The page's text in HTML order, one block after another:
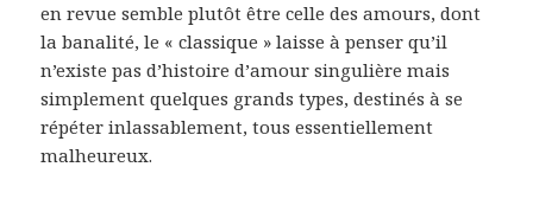
en revue semble plutôt être celle des amours, dont
la banalité, le « classique » laisse à penser qu’il
n’existe pas d’histoire d’amour singulière mais
simplement quelques grands types, destinés à se
répéter inlassablement, tous essentiellement
malheureux.